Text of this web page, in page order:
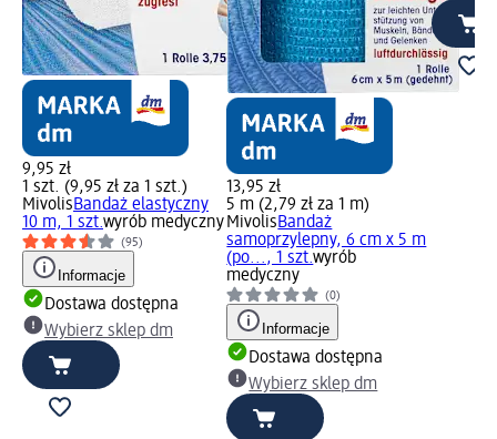
9,95 zł
1 szt. (9,95 zł za 1 szt.)
MivolisBandaż elastyczny
10 m, 1 szt.wyrób medyczny
(95)
Informacje
Dostawa dostępna
Wybierz sklep dm
13,95 zł
5 m (2,79 zł za 1 m)
MivolisBandaż
samoprzylepny, 6 cm x 5 m
(po..., 1 szt.wyrób
medyczny
(0)
Informacje
Dostawa dostępna
Wybierz sklep dm